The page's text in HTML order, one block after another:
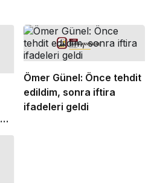
Ömer Günel: Önce tehdit
edildim, sonra iftira
ifadeleri geldi